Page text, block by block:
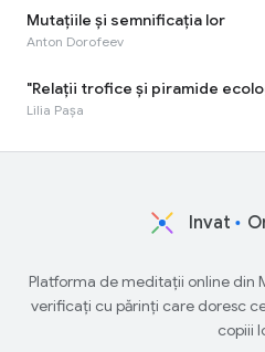
Mutațiile și semnificația lor
Anton Dorofeev
"Relaţii trofice şi piramide
Lilia Pașa
Invat
Platforma de meditații online din
verificați cu părinți care doresc
copiii